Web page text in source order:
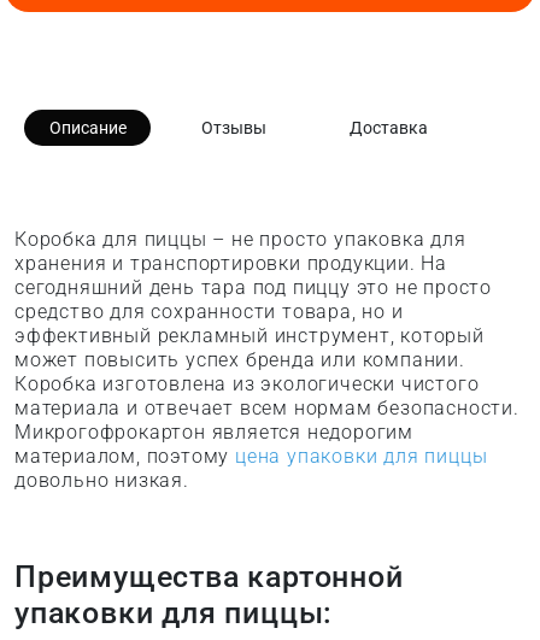
Описание Отзывы Доставка
Коробка для пиццы – не просто упаковка для
хранения и транспортировки продукции. На
сегодняшний день тара под пиццу это не просто
средство для сохранности товара, но и
эффективный рекламный инструмент, который
может повысить успех бренда или компании.
Коробка изготовлена из экологически чистого
материала и отвечает всем нормам безопасности.
Микрогофрокартон является недорогим
материалом, поэтому цена упаковки для пиццы
довольно низкая.
Преимущества картонной
упаковки для пиццы: